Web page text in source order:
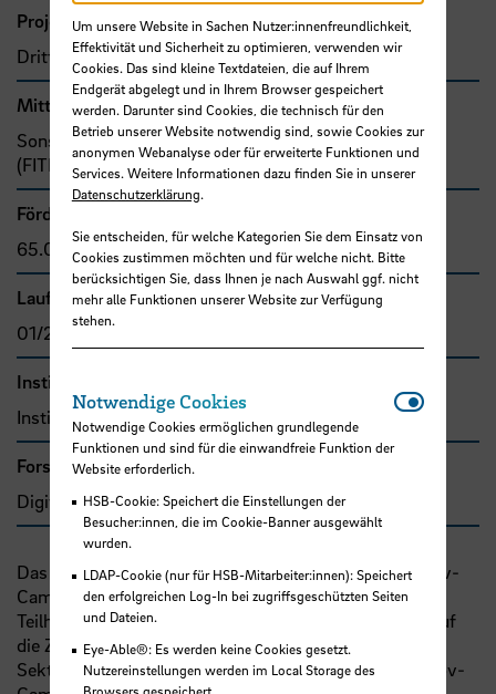
Projekttyp
Drittmittelprojekt (Zuwendung)
Mittel- bzw. Auftragsgeber
Sonstige Drittmittelgeber, Föderale IT-Kooperation
(FITKO)
Förder- bzw. Auftragssumme
65.069,50 €
Laufzeit
01/2024 - 12/2024
Institut
Institut für Digitale Teilhabe
Forschungs- und Transfercluster
Digitale Transformation
Das Institut für Digitale Teilhabe (IDT) hat für den eGov-
Campus das Lernmodul „Digitale Barrierefreiheit –
Teilhabe für alle“ konzipiert und umgesetzt, welches auf
die Zielgruppe der Mitarbeiter:innen des öffentlichen
Sektors ausgerichtet ist. Dieses ist bereits auf der eGov-
Um unsere Website in Sachen Nutzer:innenfreundlichkeit,
Effektivität und Sicherheit zu optimieren, verwenden wir
Cookies. Das sind kleine Textdateien, die auf Ihrem
Endgerät abgelegt und in Ihrem Browser gespeichert
werden. Darunter sind Cookies, die technisch für den
Betrieb unserer Website notwendig sind, sowie Cookies zur
anonymen Webanalyse oder für erweiterte Funktionen und
Services. Weitere Informationen dazu finden Sie in unserer
Datenschutzerklärung.
Sie entscheiden, für welche Kategorien Sie dem Einsatz von
Cookies zustimmen möchten und für welche nicht. Bitte
berücksichtigen Sie, dass Ihnen je nach Auswahl ggf. nicht
mehr alle Funktionen unserer Website zur Verfügung
stehen.
Notwendige Cookies
Notwendige Cookies ermöglichen grundlegende
Funktionen und sind für die einwandfreie Funktion der
Website erforderlich.
HSB-Cookie: Speichert die Einstellungen der
Besucher:innen, die im Cookie-Banner ausgewählt
wurden.
LDAP-Cookie (nur für HSB-Mitarbeiter:innen): Speichert
den erfolgreichen Log-In bei zugriffsgeschützten Seiten
und Dateien.
Eye-Able®: Es werden keine Cookies gesetzt.
Nutzereinstellungen werden im Local Storage des
Browsers gespeichert.